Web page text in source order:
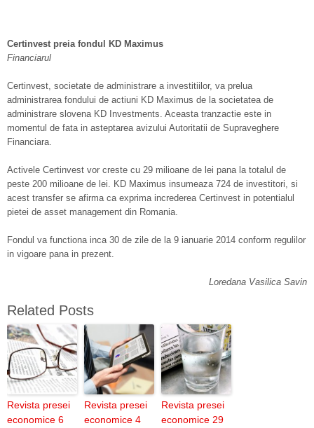
Certinvest preia fondul KD Maximus
Financiarul
Certinvest, societate de administrare a investitiilor, va prelua
administrarea fondului de actiuni KD Maximus de la societatea de
administrare slovena KD Investments. Aceasta tranzactie este in
momentul de fata in asteptarea avizului Autoritatii de Supraveghere
Financiara.
Activele Certinvest vor creste cu 29 milioane de lei pana la totalul de
peste 200 milioane de lei. KD Maximus insumeaza 724 de investitori, si
acest transfer se afirma ca exprima increderea Certinvest in potentialul
pietei de asset management din Romania.
Fondul va functiona inca 30 de zile de la 9 ianuarie 2014 conform regulilor
in vigoare pana in prezent.
Loredana Vasilica Savin
Related Posts
Revista presei
economice 6
Revista presei
economice 4
Revista presei
economice 29